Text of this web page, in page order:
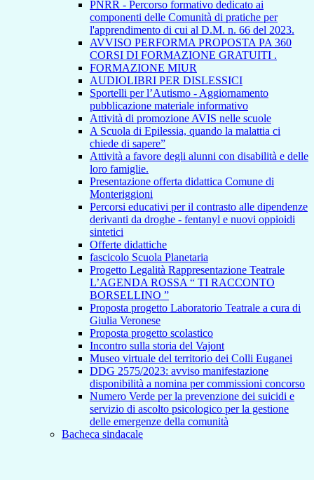
PNRR - Percorso formativo dedicato ai
componenti delle Comunità di pratiche per
l'apprendimento di cui al D.M. n. 66 del 2023.
AVVISO PERFORMA PROPOSTA PA 360
CORSI DI FORMAZIONE GRATUITI .
FORMAZIONE MIUR
AUDIOLIBRI PER DISLESSICI
Sportelli per l’Autismo - Aggiornamento
pubblicazione materiale informativo
Attività di promozione AVIS nelle scuole
A Scuola di Epilessia, quando la malattia ci
chiede di sapere”
Attività a favore degli alunni con disabilità e delle
loro famiglie.
Presentazione offerta didattica Comune di
Monteriggioni
Percorsi educativi per il contrasto alle dipendenze
derivanti da droghe - fentanyl e nuovi oppioidi
sintetici
Offerte didattiche
fascicolo Scuola Planetaria
Progetto Legalità Rappresentazione Teatrale
L’AGENDA ROSSA “ TI RACCONTO
BORSELLINO ”
Proposta progetto Laboratorio Teatrale a cura di
Giulia Veronese
Proposta progetto scolastico
Incontro sulla storia del Vajont
Museo virtuale del territorio dei Colli Euganei
DDG 2575/2023: avviso manifestazione
disponibilità a nomina per commissioni concorso
Numero Verde per la prevenzione dei suicidi e
servizio di ascolto psicologico per la gestione
delle emergenze della comunità
Bacheca sindacale